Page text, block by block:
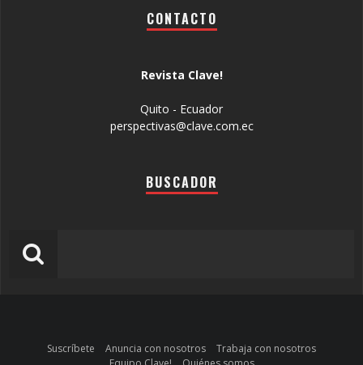
CONTACTO
Revista Clave!
Quito - Ecuador
perspectivas@clave.com.ec
BUSCADOR
Suscríbete Anuncia con nosotros
Trabaja con nosotros